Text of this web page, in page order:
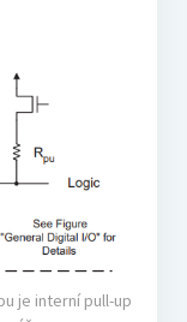
je interní pull-up